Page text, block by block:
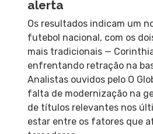
alerta
Os resultados indicam um
futebol nacional, com os
mais tradicionais —
enfrentando retração na
Analistas ouvidos pelo O
falta de modernização na
de títulos relevantes nos
estar entre os fatores que